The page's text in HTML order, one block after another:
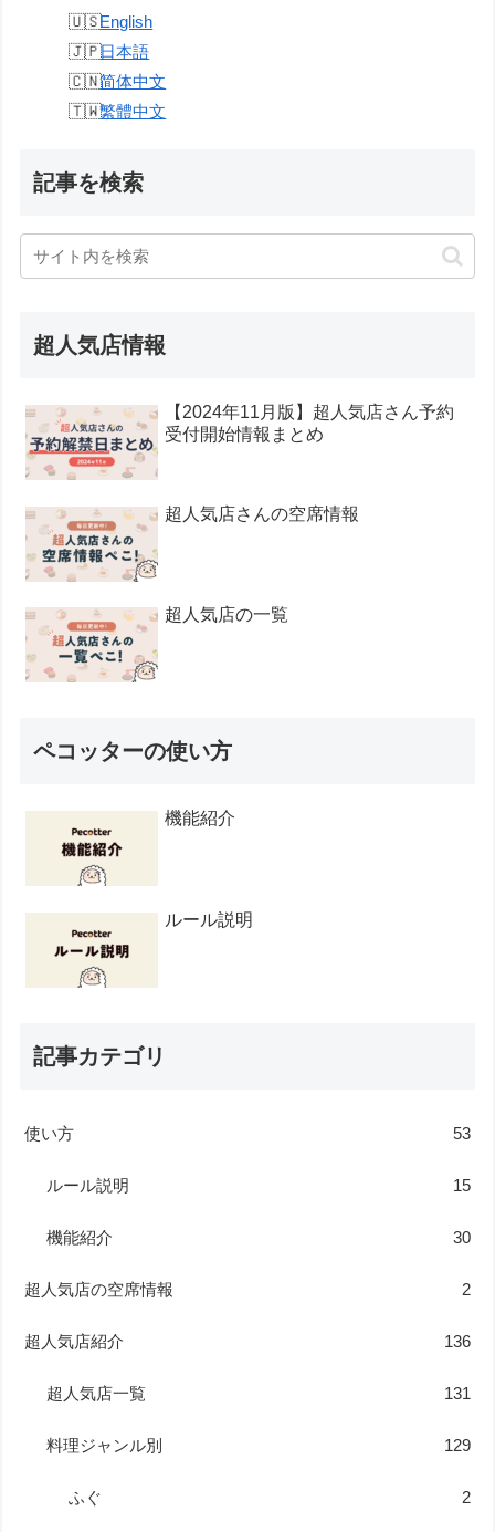
English
日本語
简体中文
繁體中文
記事を検索
超人気店情報
【2024年11月版】超人気店さん予約
受付開始情報まとめ
超人気店さんの空席情報
超人気店の一覧
ペコッターの使い方
機能紹介
ルール説明
記事カテゴリ
使い方 53
ルール説明 15
機能紹介 30
超人気店の空席情報 2
超人気店紹介 136
超人気店一覧 131
料理ジャンル別 129
ふぐ 2